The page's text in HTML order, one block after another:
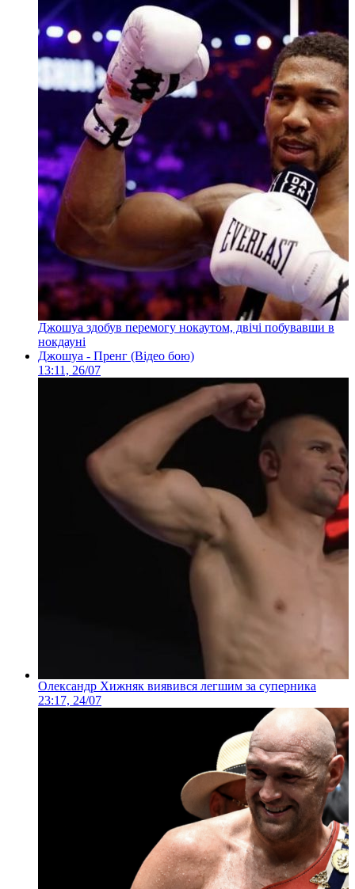
Джошуа здобув перемогу нокаутом, двічі побувавши в
нокдауні
Джошуа - Пренг (Відео бою)
13:11, 26/07
Олександр Хижняк виявився легшим за суперника
23:17, 24/07